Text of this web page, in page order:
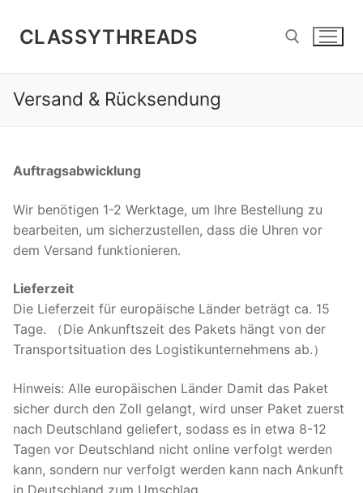
InhaltCLASSYTHREADS
Suchen nach:
Versand & Rücksendung
Auftragsabwicklung
Wir benötigen 1-2 Werktage, um Ihre Bestellung zu
bearbeiten, um sicherzustellen, dass die Uhren vor
dem Versand funktionieren.
Lieferzeit
Die Lieferzeit für europäische Länder beträgt ca. 15
Tage. （Die Ankunftszeit des Pakets hängt von der
Transportsituation des Logistikunternehmens ab.）
Hinweis: Alle europäischen Länder Damit das Paket
sicher durch den Zoll gelangt, wird unser Paket zuerst
nach Deutschland geliefert, sodass es in etwa 8-12
Tagen vor Deutschland nicht online verfolgt werden
kann, sondern nur verfolgt werden kann nach Ankunft
in Deutschland zum Umschlag.